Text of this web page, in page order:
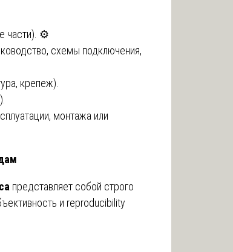
части). ⚙️
схемы подключения,
крепеж).
монтажа или
представляет собой строго
и reproducibility